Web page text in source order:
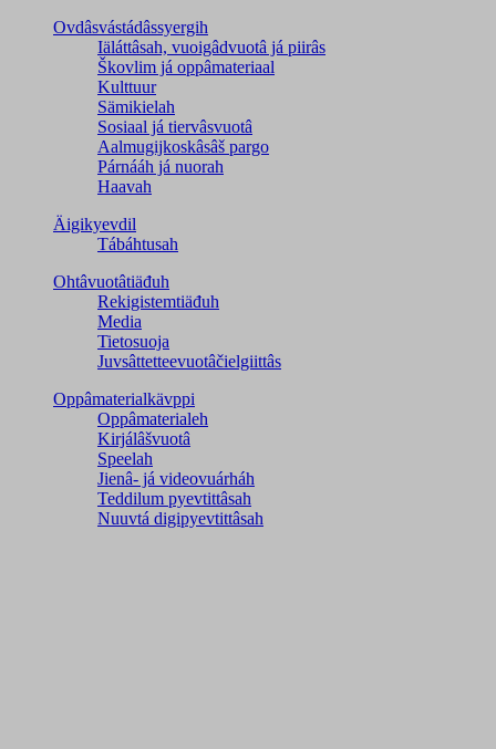
Ovdâsvástádâssyergih
Iäláttâsah, vuoigâdvuotâ já piirâs
Škovlim já oppâmateriaal
Kulttuur
Sämikielah
Sosiaal já tiervâsvuotâ
Aalmugijkoskâsâš pargo
Párnááh já nuorah
Haavah
Äigikyevdil
Tábáhtusah
Ohtâvuotâtiäđuh
Rekigistemtiäđuh
Media
Tietosuoja
Juvsâttetteevuotâčielgiittâs
Oppâmaterialkävppi
Oppâmaterialeh
Kirjálâšvuotâ
Speelah
Jienâ- já videovuárháh
Teddilum pyevtittâsah
Nuuvtá digipyevtittâsah